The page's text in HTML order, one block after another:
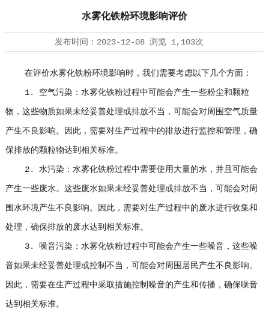
水雾化铁粉环境影响评价
发布时间： 2023-12-08浏览 1,103次
在评价水雾化铁粉环境影响时，我们需要考虑以下几个方面：
1. 空气污染：水雾化铁粉过程中可能会产生一些粉尘和颗粒
物，这些物质如果未经妥善处理或排放不当，可能会对周围空气质量
产生不良影响。因此，需要对生产过程中的排放进行监控和管理，确
保排放的颗粒物达到相关标准。
2. 水污染：水雾化铁粉过程中需要使用大量的水，并且可能会
产生一些废水。这些废水如果未经妥善处理或排放不当，可能会对周
围水环境产生不良影响。因此，需要对生产过程中的废水进行收集和
处理，确保排放的废水达到相关标准。
3. 噪音污染：水雾化铁粉过程中可能会产生一些噪音，这些噪
音如果未经妥善处理或控制不当，可能会对周围居民产生不良影响。
因此，需要在生产过程中采取措施控制噪音的产生和传播，确保噪音
达到相关标准。